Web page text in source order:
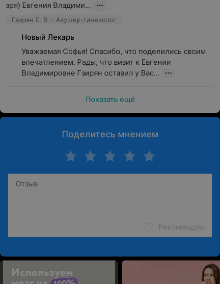
зря) Евгения Владими...
Гзирян Е. В. - Акушер-гинеколог
Новый Лекарь
Уважаемая Софья! Спасибо, что поделились своим
впечатлением. Рады, что визит к Евгении
Владимировне Гзирян оставил у Вас...
Показать ещё
Поделитесь мнением
Рекомендую